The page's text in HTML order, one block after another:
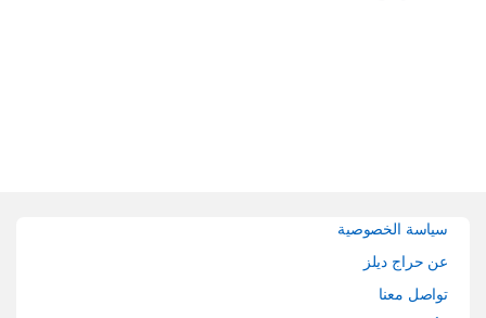
سياسة الخصوصية
عن حراج ديلز
تواصل معنا